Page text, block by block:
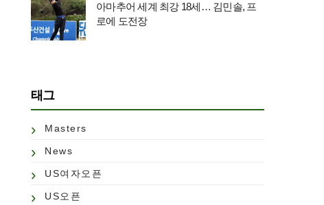
아마추어 세계 최강 18세… 김민솔, 프
로에 도전장
태그
Masters
News
US여자오픈
US오픈